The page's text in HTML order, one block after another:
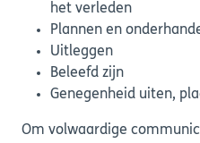
het verleden
Plannen en
Uitleggen
Beleefd zijn
Genegenheid uiten,
Om volwaardige